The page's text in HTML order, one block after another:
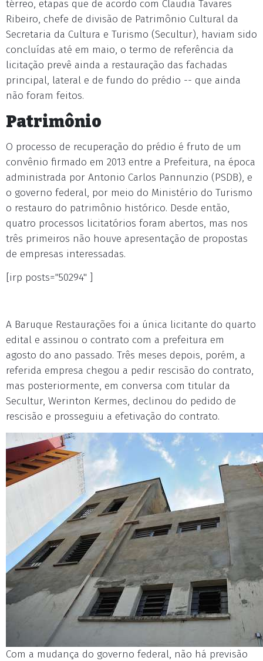
térreo, etapas que de acordo com Claudia Tavares
Ribeiro, chefe de divisão de Patrimônio Cultural da
Secretaria da Cultura e Turismo (Secultur), haviam sido
concluídas até em maio, o termo de referência da
licitação prevê ainda a restauração das fachadas
principal, lateral e de fundo do prédio -- que ainda
não foram feitos.
Patrimônio
O processo de recuperação do prédio é fruto de um
convênio firmado em 2013 entre a Prefeitura, na época
administrada por Antonio Carlos Pannunzio (PSDB), e
o governo federal, por meio do Ministério do Turismo
o restauro do patrimônio histórico. Desde então,
quatro processos licitatórios foram abertos, mas nos
três primeiros não houve apresentação de propostas
de empresas interessadas.
[irp posts="50294" ]
A Baruque Restaurações foi a única licitante do quarto
edital e assinou o contrato com a prefeitura em
agosto do ano passado. Três meses depois, porém, a
referida empresa chegou a pedir rescisão do contrato,
mas posteriormente, em conversa com titular da
Secultur, Werinton Kermes, declinou do pedido de
rescisão e prosseguiu a efetivação do contrato.
Com a mudança do governo federal, não há previsão